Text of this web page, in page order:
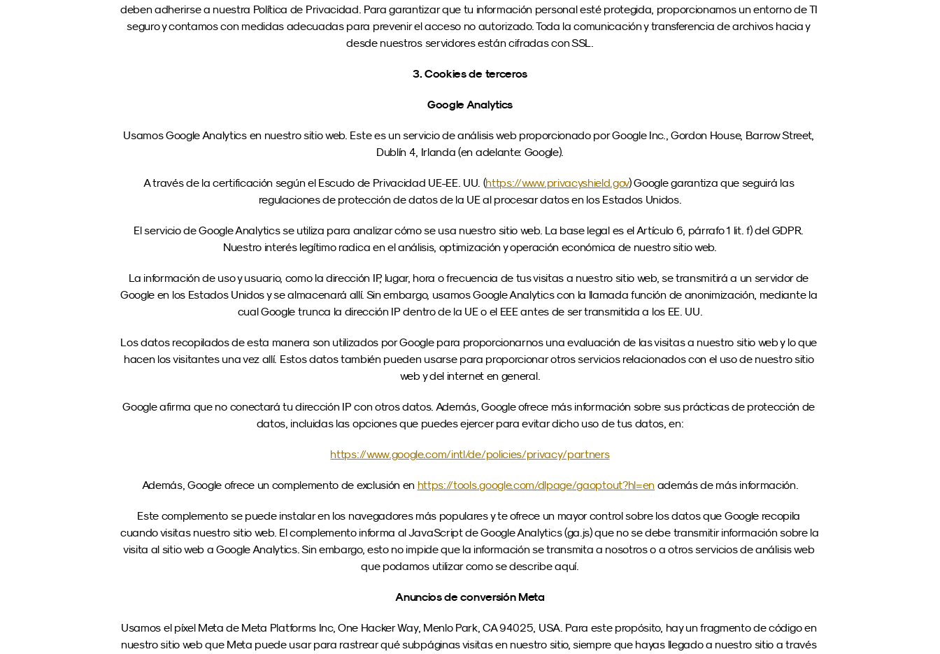
deben adherirse a nuestra Política de Privacidad. Para garantizar que tu información personal esté protegida, proporcionamos un entorno de TI
seguro y contamos con medidas adecuadas para prevenir el acceso no autorizado. Toda la comunicación y transferencia de archivos hacia y
desde nuestros servidores están cifradas con SSL.
3. Cookies de terceros
Google Analytics
Usamos Google Analytics en nuestro sitio web. Este es un servicio de análisis web proporcionado por Google Inc., Gordon House, Barrow Street,
Dublín 4, Irlanda (en adelante: Google).
A través de la certificación según el Escudo de Privacidad UE-EE. UU. (https://www.privacyshield.gov) Google garantiza que seguirá las
regulaciones de protección de datos de la UE al procesar datos en los Estados Unidos.
El servicio de Google Analytics se utiliza para analizar cómo se usa nuestro sitio web. La base legal es el Artículo 6, párrafo 1 lit. f) del GDPR.
Nuestro interés legítimo radica en el análisis, optimización y operación económica de nuestro sitio web.
La información de uso y usuario, como la dirección IP, lugar, hora o frecuencia de tus visitas a nuestro sitio web, se transmitirá a un servidor de
Google en los Estados Unidos y se almacenará allí. Sin embargo, usamos Google Analytics con la llamada función de anonimización, mediante la
cual Google trunca la dirección IP dentro de la UE o el EEE antes de ser transmitida a los EE. UU.
Los datos recopilados de esta manera son utilizados por Google para proporcionarnos una evaluación de las visitas a nuestro sitio web y lo que
hacen los visitantes una vez allí. Estos datos también pueden usarse para proporcionar otros servicios relacionados con el uso de nuestro sitio
web y del internet en general.
Google afirma que no conectará tu dirección IP con otros datos. Además, Google ofrece más información sobre sus prácticas de protección de
datos, incluidas las opciones que puedes ejercer para evitar dicho uso de tus datos, en:
https://www.google.com/intl/de/policies/privacy/partners
Además, Google ofrece un complemento de exclusión en https://tools.google.com/dlpage/gaoptout?hl=en además de más información.
Este complemento se puede instalar en los navegadores más populares y te ofrece un mayor control sobre los datos que Google recopila
cuando visitas nuestro sitio web. El complemento informa al JavaScript de Google Analytics (ga.js) que no se debe transmitir información sobre la
visita al sitio web a Google Analytics. Sin embargo, esto no impide que la información se transmita a nosotros o a otros servicios de análisis web
que podamos utilizar como se describe aquí.
Anuncios de conversión Meta
Usamos el píxel Meta de Meta Platforms Inc, One Hacker Way, Menlo Park, CA 94025, USA. Para este propósito, hay un fragmento de código en
nuestro sitio web que Meta puede usar para rastrear qué subpáginas visitas en nuestro sitio, siempre que hayas llegado a nuestro sitio a través